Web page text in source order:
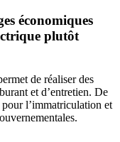
économiques
plutôt
de réaliser des
et d’entretien. De
l’immatriculation et